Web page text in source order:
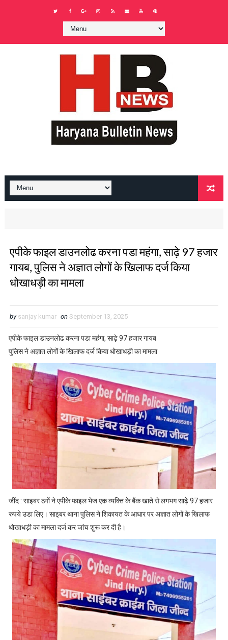
एपीके फाइल डाउनलोढ करना पडा महंगा, साढ़े 97 हजार
गायब, पुलिस ने अज्ञात लोगों के खिलाफ दर्ज किया
धोखाधड़ी का मामला
by sanjay kumar on September 13, 2025
एपीके फाइल डाउनलोढ करना पडा महंगा, साढ़े 97 हजार गायब
पुलिस ने अज्ञात लोगों के खिलाफ दर्ज किया धोखाधड़ी का मामला
जींद : साइबर ठगों ने एपीके फाइल भेज एक व्यक्ति के बैंक खाते से लगभग साढ़े 97 हजार
रुपये उडा लिए। साइबर थाना पुलिस ने शिकायत के आधार पर अज्ञात लोगों के खिलाफ
धोखाधड़ी का मामला दर्ज कर जांच शुरू कर दी है।